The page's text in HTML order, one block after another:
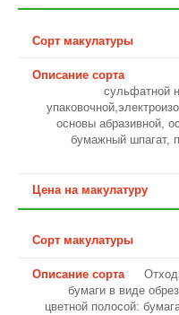
сульфатной
основы абразивной,
бумажный шпагат,
бумаги в виде
цветной полосой: